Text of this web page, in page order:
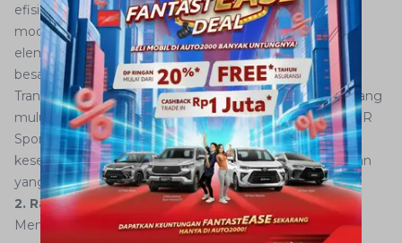
efisien. Ditenagai oleh mesin 1.2 liter yang bertenaga,
model ini memiliki desain luar yang menawan dengan
elemen sporty seperti bodi kit dan velg alloy berukuran
besar. Transmisi otomatis CVT (Continuous Variable
Transmission) memberikan pengalaman mengemudi yang
mulus dan ekonomis. Meskipun berukuran kecil, Agya GR
Sport CVT menawarkan kenyamanan dan fitur-fitur
keselamatan canggih yang membuatnya menjadi pilihan
yang sangat menarik.
2. Raize GR Sport 1.0T CVT
Mengusung mesin turbocharged 1.0 liter, Raize